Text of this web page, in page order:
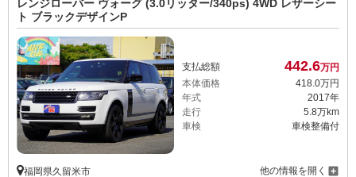
支払総額 442.6万円
走行
5.8万km
車検
車検整備付
福岡県久留米市 他の情報を開く
お気に入り追加 在庫確認・見積依頼（無料）